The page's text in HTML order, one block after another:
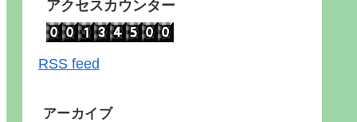
アクセスカウンター
RSS feed
アーカイブ